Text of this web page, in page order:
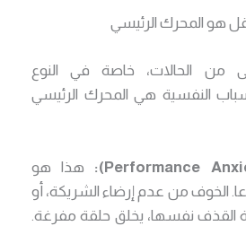
هو المحرك الرئيسي
من الحالات، خاصة في النوع
النفسية هي المحرك الرئيسي
هذا هو
الخوف من عدم إرضاء الشريكة، أو
القذف نفسها، يخلق حلقة مفرغة.